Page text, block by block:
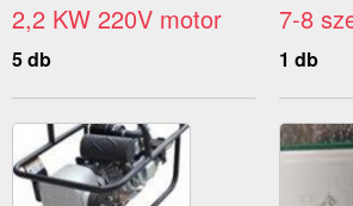
2,2 KW 220V motor
5 db
7-8
1 db